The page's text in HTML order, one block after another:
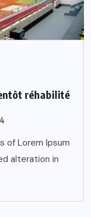
réhabilité
of Lorem Ipsum
alteration in